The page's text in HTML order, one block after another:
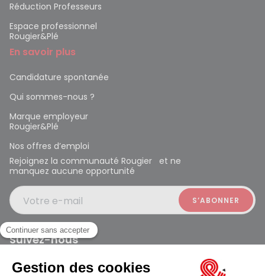
Réduction Professeurs
Espace professionnel
Rougier&Plé
En savoir plus
Candidature spontanée
Qui sommes-nous ?
Marque employeur
Rougier&Plé
Nos offres d’emploi
Rejoignez la communauté Rougier et ne
manquez aucune opportunité
Votre e-mail
Suivez-nous